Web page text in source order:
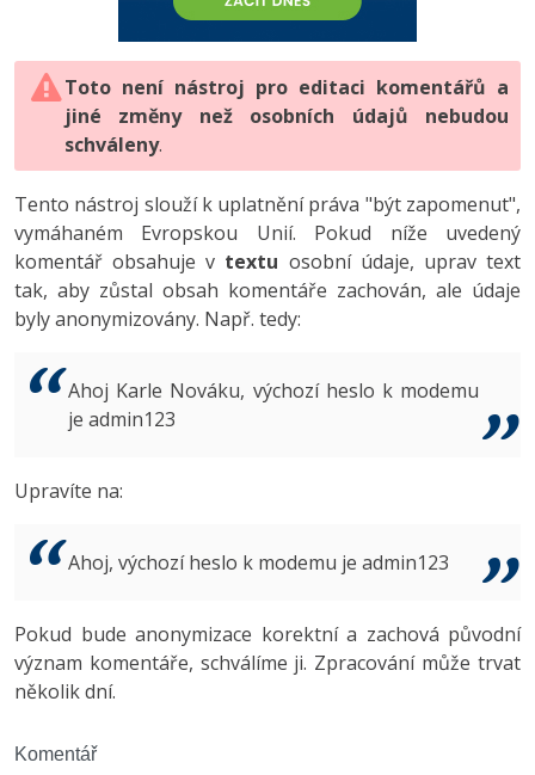
HTML5, CSS3, Bootstrap, SEO
SQL a databáze
Testování a verzování
UML a návrhové vzory
React
Spring
ASP.NET MVC
Best practices
PHP
JavaScript
Python
HTML / CSS
UML a návrhové vzory
MySQL/MariaDB
MS-SQL
Vývojář mobilních aplikací
C# Game developer
Tester
Systémový administrátor
3D grafik
Copywriter
WordPress specialista
-80%
JavaScript -80%
PHP -80%
Swift -80%
Kotlin -80%
VB.NET
Algoritmy -41%
Umělá inteligence (AI) -10%
Digitální gramotnost
Marketing
WordPress
SEO
UX
Business
Copywriting
Windows
-80%
Adobe Illustrator -80%
Adobe Lightroom
Adobe XD
Adobe InDesign -25%
Adobe After Effects
Inkscape
Fórum
Toto není nástroj pro editaci komentářů a
jiné změny než osobních údajů nebudou
schváleny.
Tento nástroj slouží k uplatnění práva "být zapomenut",
vymáhaném Evropskou Unií. Pokud níže uvedený
komentář obsahuje v textu osobní údaje, uprav text
tak, aby zůstal obsah komentáře zachován, ale údaje
byly anonymizovány. Např. tedy:
Ahoj Karle Nováku, výchozí heslo k modemu
je admin123
Upravíte na:
Ahoj, výchozí heslo k modemu je admin123
Pokud bude anonymizace korektní a zachová původní
význam komentáře, schválíme ji. Zpracování může trvat
několik dní.
Komentář